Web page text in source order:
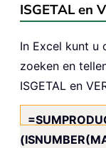
ISGETAL en
In Excel kunt u
zoeken en
ISGETAL en